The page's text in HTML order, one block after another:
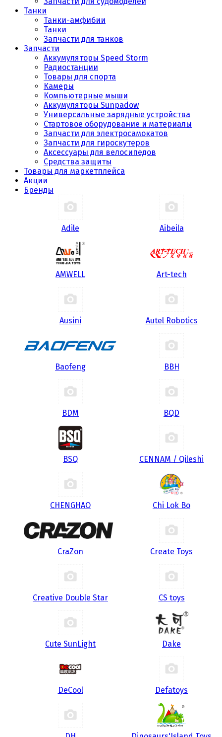
Танки
Танки-амфибии
Танки
Запчасти для танков
Запчасти
Аккумуляторы Speed Storm
Радиостанции
Товары для спорта
Камеры
Компьютерные мыши
Аккумуляторы Sunpadow
Универсальные зарядные устройства
Стартовое оборудование и материалы
Запчасти для электросамокатов
Запчасти для гироскутеров
Аксессуары для велосипедов
Средства защиты
Товары для маркетплейса
Акции
Бренды
Adile Aibeila
AMWELL Art-tech
Ausini Autel Robotics
Baofeng BBH
BDM BQD
BSQ CENNAM / Qileshi
CHENGHAO Chi Lok Bo
CraZon Create Toys
Creative Double Star CS toys
Cute SunLight Dake
DeCool Defatoys